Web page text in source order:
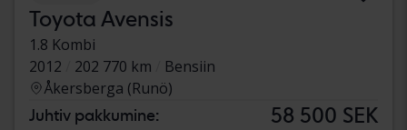
Toyota Avensis
1.8 Kombi
2012
202 770 km
Bensiin
Åkersberga (Runö)
Juhtiv pakkumine: 58 500 SEK